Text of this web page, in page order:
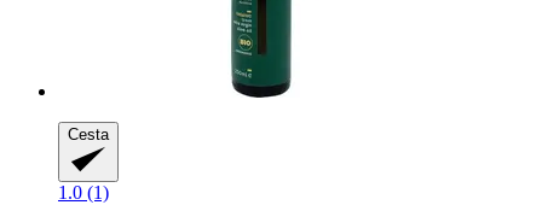
Cesta
1.0 (1)